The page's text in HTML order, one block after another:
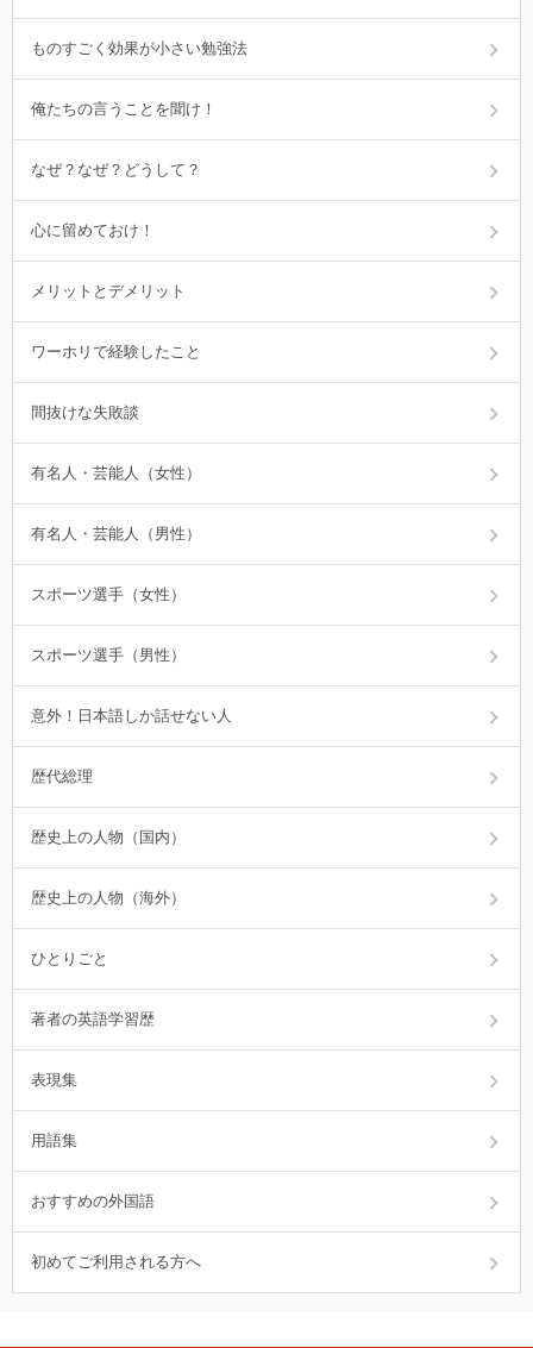
ものすごく効果が小さい勉強法
俺たちの言うことを聞け！
なぜ？なぜ？どうして？
心に留めておけ！
メリットとデメリット
ワーホリで経験したこと
間抜けな失敗談
有名人・芸能人（女性）
有名人・芸能人（男性）
スポーツ選手（女性）
スポーツ選手（男性）
意外！日本語しか話せない人
歴代総理
歴史上の人物（国内）
歴史上の人物（海外）
ひとりごと
著者の英語学習歴
表現集
用語集
おすすめの外国語
初めてご利用される方へ